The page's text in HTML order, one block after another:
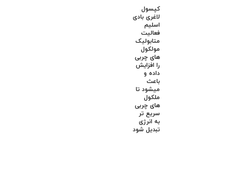
کپسول
لاغری بادی
اسلیم
فعالیت
متابولیک
مولکول
های چربی
را افزایش
داده و
باعث
میشود تا
ملکول
های چربی
سریع تر
به انرژی
تبدیل شود